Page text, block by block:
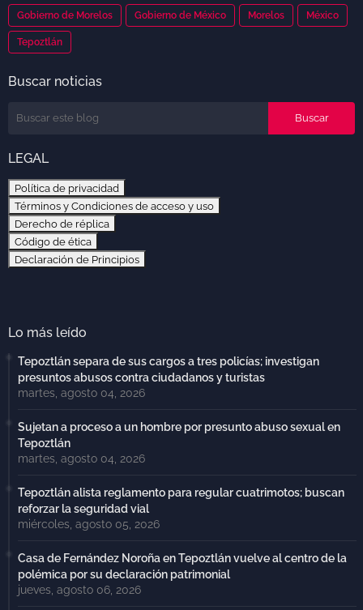
Gobierno de Morelos Gobierno de México Morelos México
Tepoztlán
Buscar noticias
LEGAL
Política de privacidad
Términos y Condiciones de acceso y uso
Derecho de réplica
Código de ética
Declaración de Principios
Lo más leído
Tepoztlán separa de sus cargos a tres policías; investigan
presuntos abusos contra ciudadanos y turistas
martes, agosto 04, 2026
Sujetan a proceso a un hombre por presunto abuso sexual en
Tepoztlán
martes, agosto 04, 2026
Tepoztlán alista reglamento para regular cuatrimotos; buscan
reforzar la seguridad vial
miércoles, agosto 05, 2026
Casa de Fernández Noroña en Tepoztlán vuelve al centro de la
polémica por su declaración patrimonial
jueves, agosto 06, 2026